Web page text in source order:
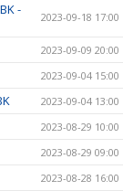
-
2023-09-18 17:00
2023-09-09 20:00
2023-09-04 15:00
2023-09-04 13:00
2023-08-29 10:00
2023-08-29 09:00
2023-08-28 16:00